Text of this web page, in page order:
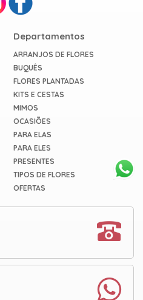
Departamentos
ARRANJOS DE FLORES
BUQUÊS
FLORES PLANTADAS
KITS E CESTAS
MIMOS
OCASIÕES
PARA ELAS
PARA ELES
PRESENTES
TIPOS DE FLORES
OFERTAS